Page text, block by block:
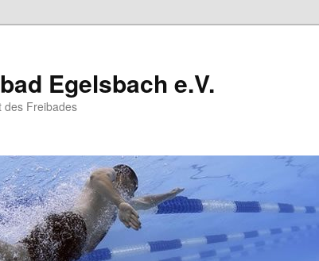
Egelsbach e.V.
des Freibades